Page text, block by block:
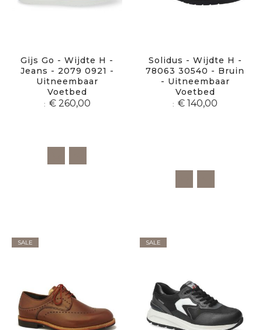
Gijs Go - Wijdte H -
Jeans - 2079 0921 -
Uitneembaar
Voetbed
€ 260,00
Solidus - Wijdte H -
78063 30540 - Bruin
- Uitneembaar
Voetbed
€ 140,00
SALE SALE